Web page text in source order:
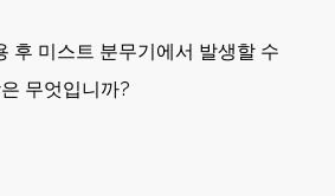
후 미스트 분무기에서 발생할 수
무엇입니까?